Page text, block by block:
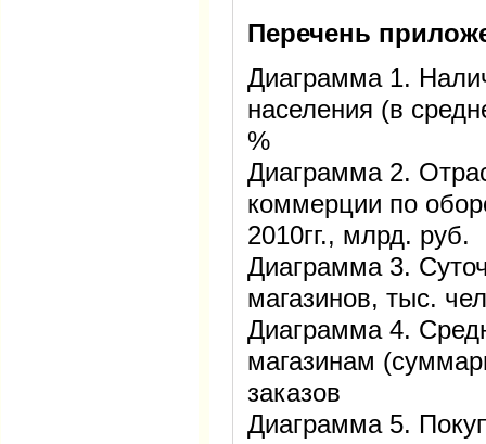
Перечень
Диаграмма 1.
населения (в
%
Диаграмма 2.
коммерции по
2010гг., млрд. руб.
Диаграмма 3.
магазинов, тыс.
Диаграмма 4.
магазинам
заказов
Диаграмма 5.